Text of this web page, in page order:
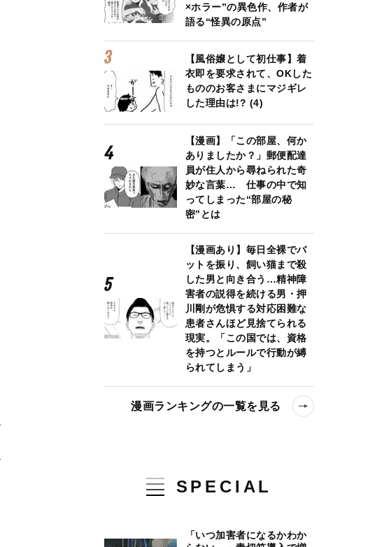
×ホラー”の異色作、作者が
語る“怪異の原点”
【風俗嬢として初仕事】着
衣即を要求されて、OKした
もののお客さまにマジギレ
した理由は!? (4)
【漫画】「この部屋、何か
ありましたか？」郵便配達
員が住人から尋ねられた奇
妙な言葉… 仕事の中で知
ってしまった“部屋の秘
密”とは
【漫画あり】毎日全裸でバ
ットを振り、飼い猫まで殺
した男と向き合う…精神障
害者の説得を続ける男・押
川剛が危惧する対応困難な
患者さんほど見捨てられる
現実。「この国では、資格
を持つとルールで行動が縛
られてしまう」
漫画ランキングの一覧を見る
SPECIAL
「いつ加害者になるかわか